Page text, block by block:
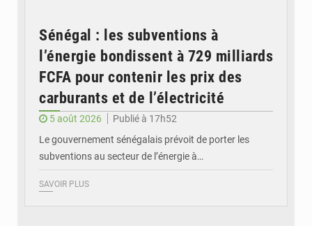
Sénégal : les subventions à
l’énergie bondissent à 729 milliards
FCFA pour contenir les prix des
carburants et de l’électricité
5 août 2026
Publié à 17h52
Le gouvernement sénégalais prévoit de porter les
subventions au secteur de l’énergie à…
SAVOIR PLUS